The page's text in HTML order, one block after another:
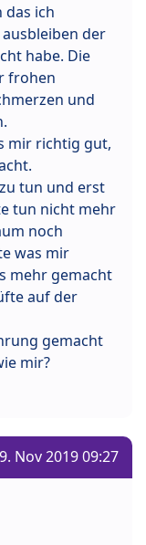
ich
der
habe. Die
frohen
und
mir richtig gut,
tun und erst
tun nicht mehr
noch
was mir
mehr gemacht
auf der
gemacht
mir?
9. Nov 2019 09:27